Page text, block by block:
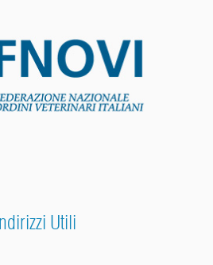
Utili